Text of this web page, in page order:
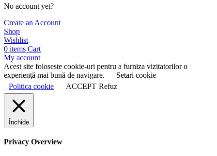
No account yet?
Create an Account
Shop
Wishlist
0 items Cart
My account
Acest site foloseste cookie-uri pentru a furniza vizitatorilor o
experienţă mai bună de navigare.
Setari cookie
Politica cookie
ACCEPT Refuz
Închide
Privacy Overview